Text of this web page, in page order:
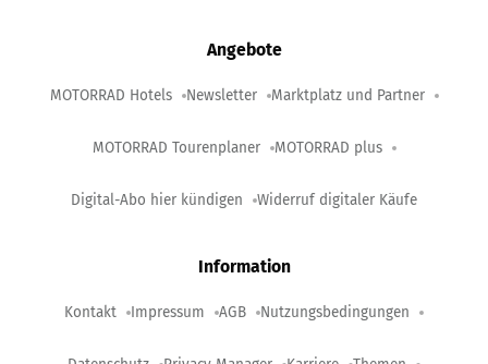
Angebote
MOTORRAD Hotels Newsletter Marktplatz und Partner
MOTORRAD Tourenplaner MOTORRAD plus
Digital-Abo hier kündigen Widerruf digitaler Käufe
Information
Kontakt Impressum AGB Nutzungsbedingungen